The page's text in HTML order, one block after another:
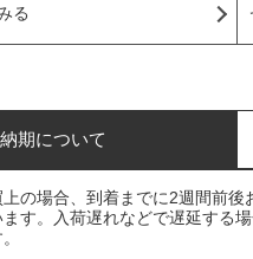
る
納期について
の場合、到着までに2週間前
す。入荷遅れなどで遅延する